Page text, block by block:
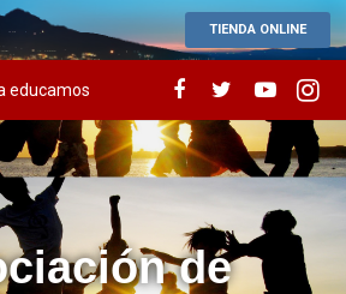
TIENDA ONLINE
educamos
de